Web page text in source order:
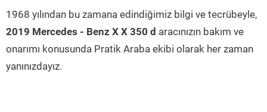
1968 yılından bu zamana edindiğimiz bilgi ve tecrübeyle,
2019 Mercedes - Benz X X 350 d aracınızın bakım ve
onarımı konusunda Pratik Araba ekibi olarak her zaman
yanınızdayız.